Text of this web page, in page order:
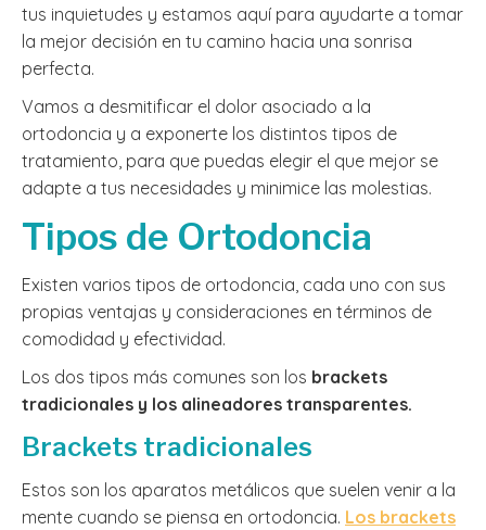
tus inquietudes y estamos aquí para ayudarte a tomar
la mejor decisión en tu camino hacia una sonrisa
perfecta.
Vamos a desmitificar el dolor asociado a la
ortodoncia y a exponerte los distintos tipos de
tratamiento, para que puedas elegir el que mejor se
adapte a tus necesidades y minimice las molestias.
Tipos de Ortodoncia
Existen varios tipos de ortodoncia, cada uno con sus
propias ventajas y consideraciones en términos de
comodidad y efectividad.
Los dos tipos más comunes son los brackets
tradicionales y los alineadores transparentes.
Brackets tradicionales
Estos son los aparatos metálicos que suelen venir a la
mente cuando se piensa en ortodoncia. Los brackets